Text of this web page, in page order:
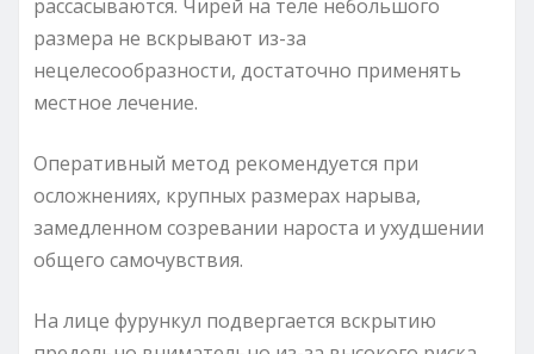
рассасываются. Чирей на теле небольшого
размера не вскрывают из-за
нецелесообразности, достаточно применять
местное лечение.
Оперативный метод рекомендуется при
осложнениях, крупных размерах нарыва,
замедленном созревании нароста и ухудшении
общего самочувствия.
На лице фурункул подвергается вскрытию